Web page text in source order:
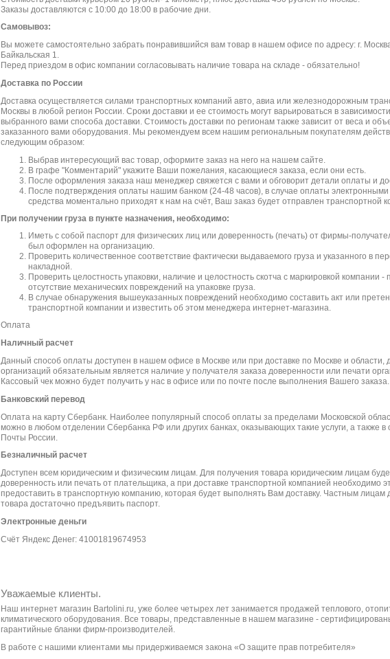
Заказы доставляются с 10:00 до 18:00 в рабочие дни.
Самовывоз:
Вы можете самостоятельно забрать понравившийся вам товар в нашем офисе по адресу: г.
Байкальская 1.
Перед приездом в офис компании согласовывать наличие товара на складе - обязательно!
Доставка по России
Доставка осуществляется силами транспортных компаний авто, авиа или железнодорожным
Москвы в любой регион России. Сроки доставки и ее стоимость могут варьироваться в
выбранного вами способа доставки. Стоимость доставки по регионам также зависит от веса и
заказанного вами оборудования. Мы рекомендуем всем нашим региональным покупателям
следующим образом:
Выбрав интересующий вас товар, оформите заказ на него на нашем сайте.
В графе "Комментарий" укажите Ваши пожелания, касающиеся заказа, если они есть.
После оформления заказа наш менеджер свяжется с вами и обговорит детали оплаты и
После подтверждения оплаты нашим банком (24-48 часов), в случае оплаты электронными
средства моментально приходят к нам на счёт, Ваш заказ будет отправлен транспортной
При получении груза в пункте назначения, необходимо:
Иметь с собой паспорт для физических лиц или доверенность (печать) от фирмы-
был оформлен на организацию.
Проверить количественное соответствие фактически выдаваемого груза и указанного в
накладной.
Проверить целостность упаковки, наличие и целостность скотча с маркировкой компании -
отсутствие механических повреждений на упаковке груза.
В случае обнаружения вышеуказанных повреждений необходимо составить акт или
транспортной компании и известить об этом менеджера интернет-магазина.
Оплата
Наличный расчет
Данный способ оплаты доступен в нашем офисе в Москве или при доставке по Москве и области,
организаций обязательным является наличие у получателя заказа доверенности или печати
Кассовый чек можно будет получить у нас в офисе или по почте после выполнения Вашего заказа.
Банковский перевод
Оплата на карту Сбербанк. Наиболее популярный способ оплаты за пределами Московской
можно в любом отделении Сбербанка РФ или других банках, оказывающих такие услуги, а также в
Почты России.
Безналичный расчет
Доступен всем юридическим и физическим лицам. Для получения товара юридическим лицам
доверенность или печать от плательщика, а при доставке транспортной компанией необходимо
предоставить в транспортную компанию, которая будет выполнять Вам доставку. Частным лицам
товара достаточно предъявить паспорт.
Электронные деньги
Счёт Яндекс Денег: 41001819674953
Уважаемые клиенты.
Наш интернет магазин Bartolini.ru, уже более четырех лет занимается продажей теплового,
климатического оборудования. Все товары, представленные в нашем магазине -
гарантийные бланки фирм-производителей.
В работе с нашими клиентами мы придерживаемся закона «О защите прав потребителя»